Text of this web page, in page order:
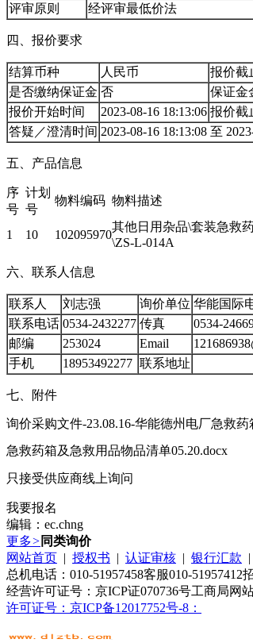
评审原则
经评审最低价法
四、报价要求
结算币种 人民币 报价截
是否缴纳保证金 否
保证金
报价开始时间
2023-08-16 18:13:06 报价截
答疑／澄清时间 2023-08-16 18:13:08 至
五、产品信息
序
号
计划
号
物料编码 物料描述
1
10 102095970
其他日用杂品\套装急救
\ZS-L-014A
六、联系人信息
联系人 刘志强 询价单位 华能国际
联系电话 0534-2432277 传真
0534-
邮编
253024 Email
手机
18953492277 联系地址
七、附件
询价采购文件-23.08.16-华能德州电厂急救药
急救药箱及急救用品物品清单05.20.docx
只接受供应商线上询问
我要报名
编辑：ec.chng
更多> 同类询价
网站首页 | 授权书 | 认证审核 | 银行汇款 |
总机电话：010-51957458客服010-51957412
经营许可证号：京ICP证070736号工商局网
许可证号：京ICP备12017752号-8：